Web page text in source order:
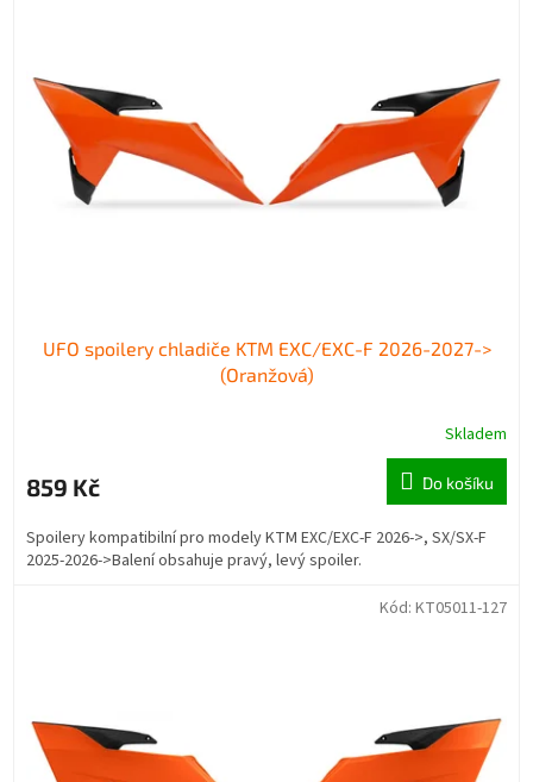
UFO spoilery chladiče KTM EXC/EXC-F 2026-2027->
(Oranžová)
Skladem
859 Kč Do košíku
Spoilery kompatibilní pro modely KTM EXC/EXC-F 2026->, SX/SX-F
2025-2026->Balení obsahuje pravý, levý spoiler.
Kód: KT05011-127